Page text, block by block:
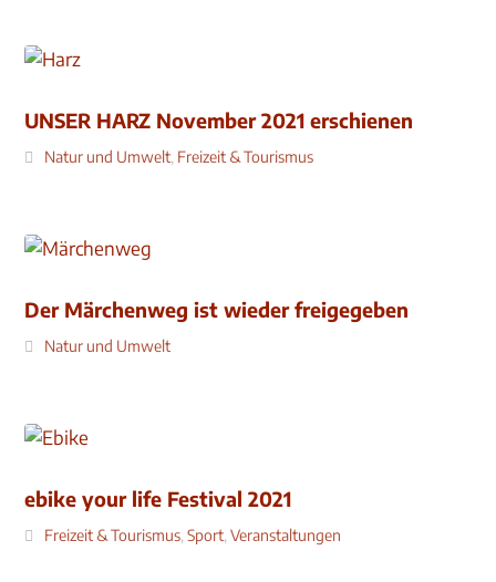
UNSER HARZ November 2021 erschienen
Natur und Umwelt, Freizeit & Tourismus
Der Märchenweg ist wieder freigegeben
Natur und Umwelt
ebike your life Festival 2021
Freizeit & Tourismus,Sport,Veranstaltungen